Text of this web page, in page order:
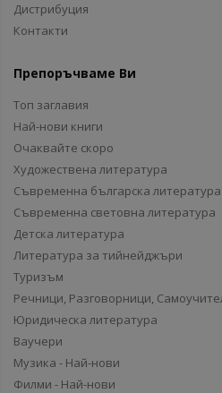
Дистрибуция
Контакти
Препоръчваме Ви
Топ заглавия
Най-нови книги
Очаквайте скоро
Художествена литература
Съвременна българска литература
Съвременна световна литература
Детска литература
Литература за тийнейджъри
Туризъм
Речници, Разговорници,
Юридическа литература
Ваучери
Музика - Най-нови
Филми - Най-нови